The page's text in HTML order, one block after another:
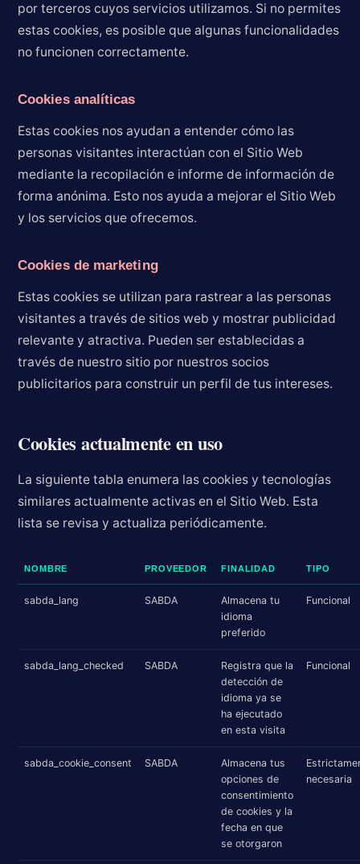
por terceros cuyos servicios utilizamos. Si no permites
estas cookies, es posible que algunas funcionalidades
no funcionen correctamente.
Cookies analíticas
Estas cookies nos ayudan a entender cómo las
personas visitantes interactúan con el Sitio Web
mediante la recopilación e informe de información de
forma anónima. Esto nos ayuda a mejorar el Sitio Web
y los servicios que ofrecemos.
Cookies de marketing
Estas cookies se utilizan para rastrear a las personas
visitantes a través de sitios web y mostrar publicidad
relevante y atractiva. Pueden ser establecidas a
través de nuestro sitio por nuestros socios
publicitarios para construir un perfil de tus intereses.
Cookies actualmente en uso
La siguiente tabla enumera las cookies y tecnologías
similares actualmente activas en el Sitio Web. Esta
lista se revisa y actualiza periódicamente.
NOMBRE PROVEEDOR FINALIDAD TIPO
sabda_lang SABDA
Almacena tu
idioma
preferido
Funcional
sabda_lang_checked SABDA
Registra que la
detección de
idioma ya se
ha ejecutado
en esta visita
Funcional
sabda_cookie_consent SABDA
Almacena tus
opciones de
consentimiento
de cookies y la
fecha en que
se otorgaron
necesaria